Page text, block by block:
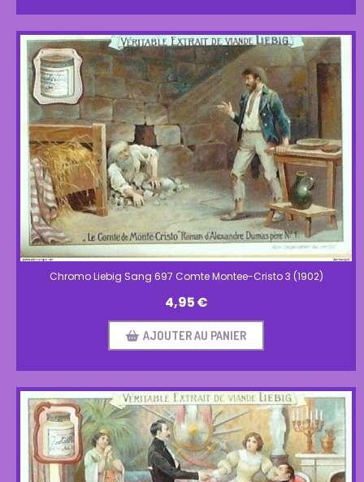
Chromo Liebig Sang 697 Comte Montee-Cristo 3 (1902)
4,95€
AJOUTER AU PANIER